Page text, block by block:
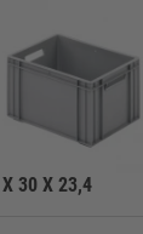
X 30 X 23,4